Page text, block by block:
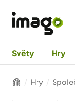
Světy Hry
Hry